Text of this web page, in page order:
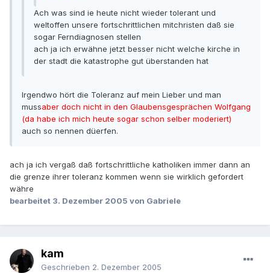
Ach was sind ie heute nicht wieder tolerant und
weltoffen unsere fortschrittlichen mitchristen daß sie
sogar Ferndiagnosen stellen
ach ja ich erwähne jetzt besser nicht welche kirche in
der stadt die katastrophe gut überstanden hat
Irgendwo hört die Toleranz auf mein Lieber und man
mussaber doch nicht in den Glaubensgesprächen Wolfgang
(da habe ich mich heute sogar schon selber moderiert)
auch so nennen düerfen.
ach ja ich vergaß daß fortschrittliche katholiken immer dann an
die grenze ihrer toleranz kommen wenn sie wirklich gefordert
währe
bearbeitet 3. Dezember 2005 von Gabriele
kam
Geschrieben 2. Dezember 2005